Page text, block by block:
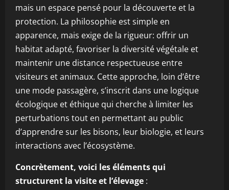
mais un espace pensé pour la découverte et la
protection. La philosophie est simple en
apparence, mais exige de la rigueur: offrir un
habitat adapté, favoriser la diversité végétale et
maintenir une distance respectueuse entre
visiteurs et animaux. Cette approche, loin d’être
une mode passagère, s’inscrit dans une logique
écologique et éthique qui cherche à limiter les
perturbations tout en permettant au public
d’apprendre sur les bisons, leur biologie, et leurs
interactions avec l’écosystème.
Concrètement, voici les éléments qui
structurent la visite et l’élevage :